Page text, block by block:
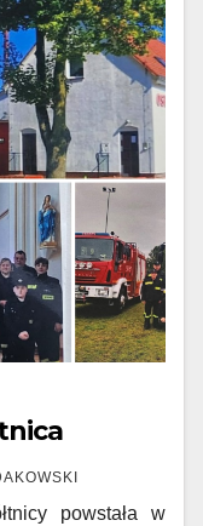
powstała w